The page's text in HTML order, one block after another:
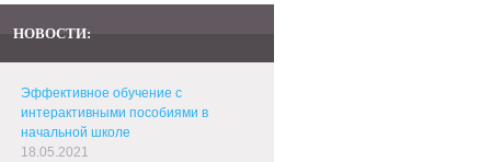
НОВОСТИ:
Эффективное обучение с
интерактивными пособиями в
начальной школе
18.05.2021